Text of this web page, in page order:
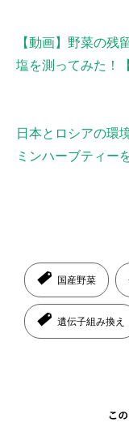
【動画】野菜の
塩を測ってみた！
日本とロシアの環
ミンハーブティー
国産野菜
遺伝子組み換え